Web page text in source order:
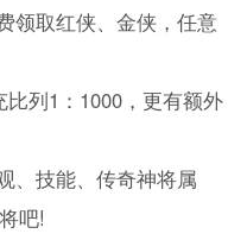
领取红侠、金侠，任意
列1：1000，更有额外
、技能、传奇神将属
吧!